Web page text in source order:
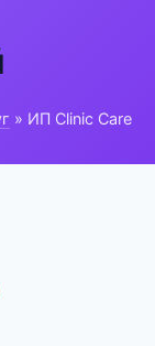
» ИП Clinic Care